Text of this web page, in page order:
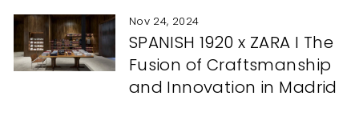
Nov 24, 2024
SPANISH 1920 x ZARA I The
Fusion of Craftsmanship
and Innovation in Madrid